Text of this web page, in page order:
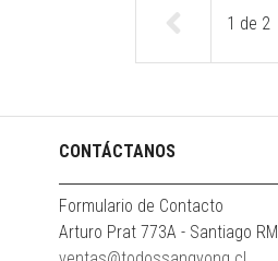
1 de 2
CONTÁCTANOS
Formulario de Contacto
Arturo Prat 773A - Santiago RM